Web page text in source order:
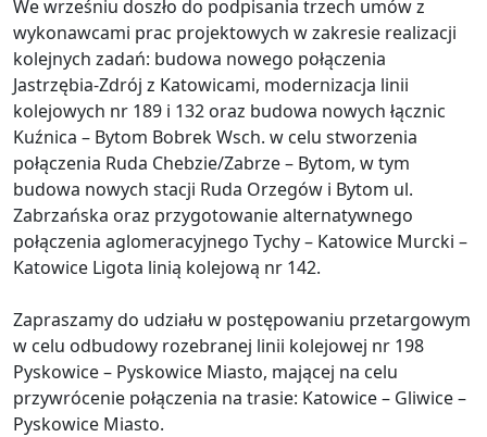
We wrześniu doszło do podpisania trzech umów z
wykonawcami prac projektowych w zakresie realizacji
kolejnych zadań: budowa nowego połączenia
Jastrzębia-Zdrój z Katowicami, modernizacja linii
kolejowych nr 189 i 132 oraz budowa nowych łącznic
Kuźnica – Bytom Bobrek Wsch. w celu stworzenia
połączenia Ruda Chebzie/Zabrze – Bytom, w tym
budowa nowych stacji Ruda Orzegów i Bytom ul.
Zabrzańska oraz przygotowanie alternatywnego
połączenia aglomeracyjnego Tychy – Katowice Murcki –
Katowice Ligota linią kolejową nr 142.
Zapraszamy do udziału w postępowaniu przetargowym
w celu odbudowy rozebranej linii kolejowej nr 198
Pyskowice – Pyskowice Miasto, mającej na celu
przywrócenie połączenia na trasie: Katowice – Gliwice –
Pyskowice Miasto.